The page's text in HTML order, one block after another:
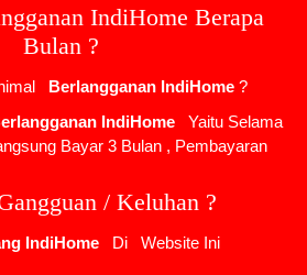
IndiHome Berapa
Bulan ?
Berlangganan IndiHome ?
IndiHome
Yaitu Selama
Bayar 3 Bulan , Pembayaran
/ Keluhan ?
IndiHome Di
Website Ini